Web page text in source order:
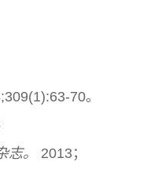
70。
志。 2013；